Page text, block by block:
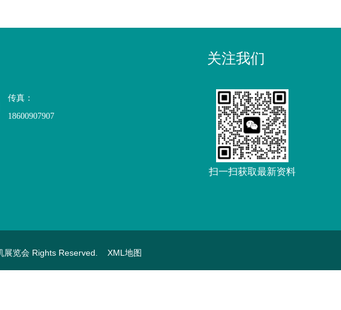
传真：
18600907907
关注我们
扫一扫获取最新资料
展览会 Rights Reserved. XML地图